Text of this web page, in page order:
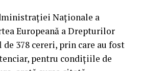
Naţionale a
Europeană a Drepturilor
378 cereri, prin care au fost
pentru condiţiile de